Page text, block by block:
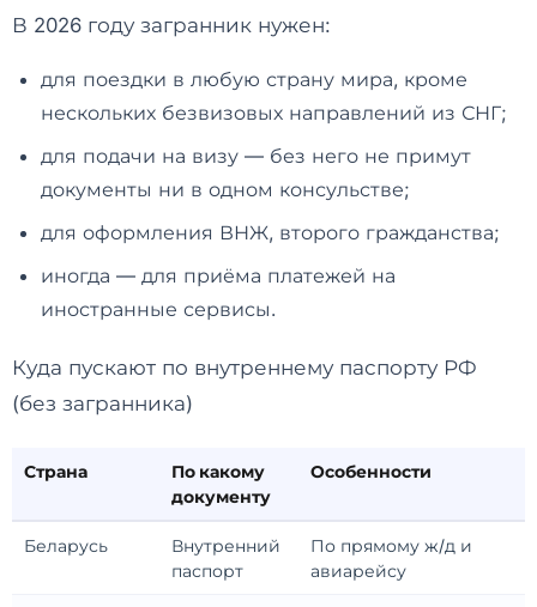
В 2026 году загранник нужен:
для поездки в любую страну мира, кроме
нескольких безвизовых направлений из СНГ;
для подачи на визу — без него не примут
документы ни в одном консульстве;
для оформления ВНЖ, второго гражданства;
иногда — для приёма платежей на
иностранные сервисы.
Куда пускают по внутреннему паспорту РФ
(без загранника)
Страна
По какому
документу
Особенности
Беларусь
Внутренний
паспорт
По прямому ж/д и
авиарейсу